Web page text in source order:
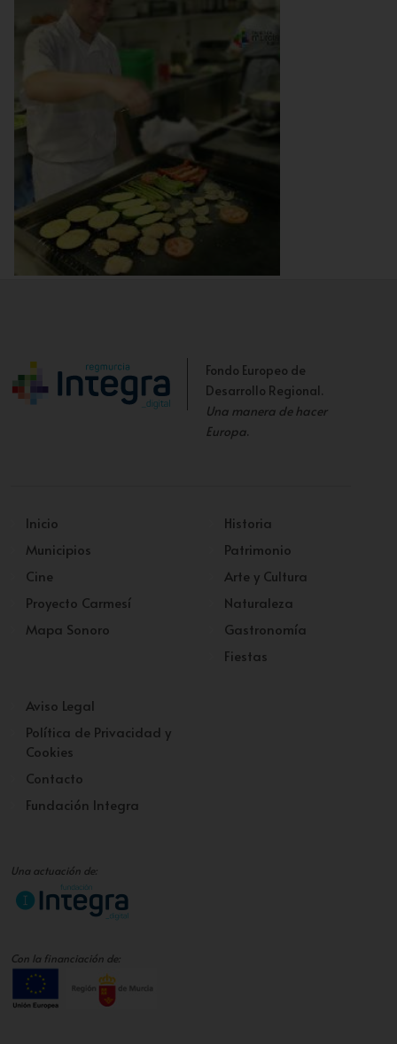
Fondo Europeo de
Desarrollo Regional.
Una manera de hacer
Europa.
Inicio
Municipios
Cine
Proyecto Carmesí
Mapa Sonoro
Historia
Patrimonio
Arte y Cultura
Naturaleza
Gastronomía
Fiestas
Aviso Legal
Política de Privacidad y
Cookies
Contacto
Fundación Integra
Una actuación de:
Con la financiación de: